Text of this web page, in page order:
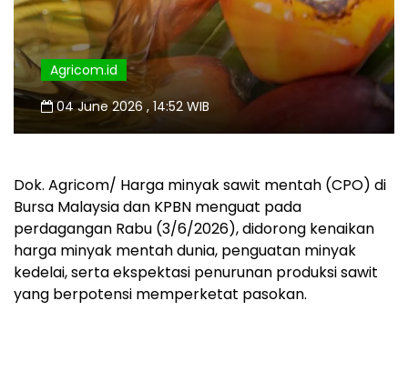
Agricom.id
04 June 2026 , 14:52 WIB
Dok. Agricom/ Harga minyak sawit mentah (CPO) di
Bursa Malaysia dan KPBN menguat pada
perdagangan Rabu (3/6/2026), didorong kenaikan
harga minyak mentah dunia, penguatan minyak
kedelai, serta ekspektasi penurunan produksi sawit
yang berpotensi memperketat pasokan.